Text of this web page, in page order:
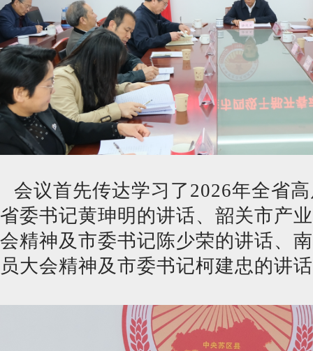
会议首先传达学习了2026年全省
省委书记黄珅明的讲话、韶关市产
会精神及市委书记陈少荣的讲话、
员大会精神及市委书记柯建忠的讲